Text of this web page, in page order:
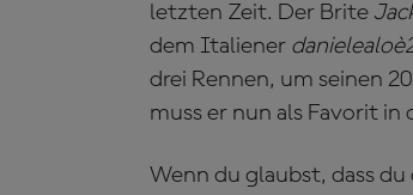
letzten Zeit. Der Brite
dem Italiener
drei Rennen, um seinen
muss er nun als Favorit in
Wenn du glaubst, dass